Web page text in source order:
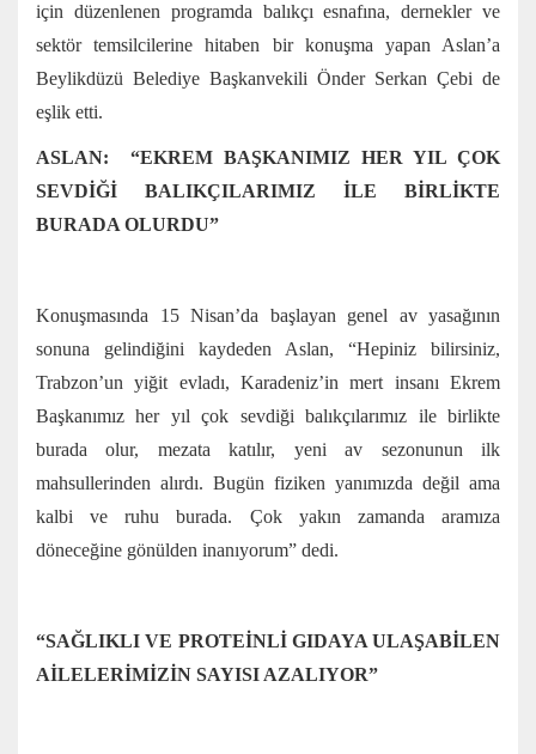
için düzenlenen programda balıkçı esnafına, dernekler ve
sektör temsilcilerine hitaben bir konuşma yapan Aslan’a
Beylikdüzü Belediye Başkanvekili Önder Serkan Çebi de
eşlik etti.
ASLAN: “EKREM BAŞKANIMIZ HER YIL ÇOK
SEVDİĞİ BALIKÇILARIMIZ İLE BİRLİKTE
BURADA OLURDU”
Konuşmasında 15 Nisan’da başlayan genel av yasağının
sonuna gelindiğini kaydeden Aslan, “Hepiniz bilirsiniz,
Trabzon’un yiğit evladı, Karadeniz’in mert insanı Ekrem
Başkanımız her yıl çok sevdiği balıkçılarımız ile birlikte
burada olur, mezata katılır, yeni av sezonunun ilk
mahsullerinden alırdı. Bugün fiziken yanımızda değil ama
kalbi ve ruhu burada. Çok yakın zamanda aramıza
döneceğine gönülden inanıyorum” dedi.
“SAĞLIKLI VE PROTEİNLİ GIDAYA ULAŞABİLEN
AİLELERİMİZİN SAYISI AZALIYOR”